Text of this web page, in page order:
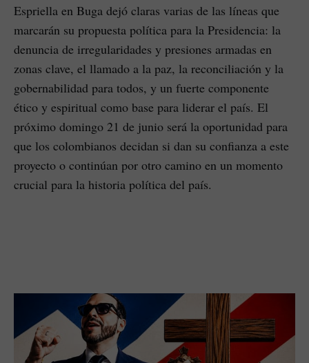
Espriella en Buga dejó claras varias de las líneas que
marcarán su propuesta política para la Presidencia: la
denuncia de irregularidades y presiones armadas en
zonas clave, el llamado a la paz, la reconciliación y la
gobernabilidad para todos, y un fuerte componente
ético y espiritual como base para liderar el país. El
próximo domingo 21 de junio será la oportunidad para
que los colombianos decidan si dan su confianza a este
proyecto o continúan por otro camino en un momento
crucial para la historia política del país.